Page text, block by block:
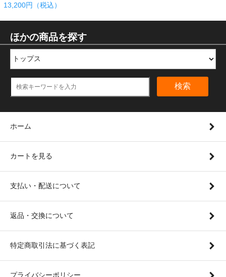
13,200円（税込）
ほかの商品を探す
検索
ホーム
カートを見る
支払い・配送について
返品・交換について
特定商取引法に基づく表記
プライバシーポリシー